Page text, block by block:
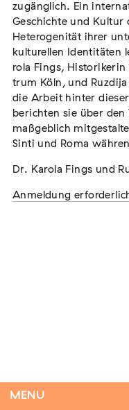
MENU
Der Weg der
Extern
02. August 2026 - 16.
Vernichtung
zugänglich. Ein
Geschichte und Kultur
Heterogenität ihrer
kulturellen Identitäten
rola Fings,
trum Köln, und
die Arbeit hinter
berichten sie über den
maßgeblich
Sinti und Roma
Dr. Karola Fings und
Anmeldung